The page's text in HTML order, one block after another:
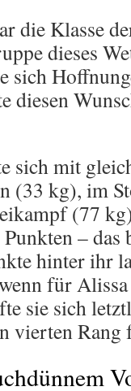
die Klasse
dieses
sich
diesen
sich mit
(33 kg), im
(77
– das
hinter ihr
für
sie sich
vierten Rang